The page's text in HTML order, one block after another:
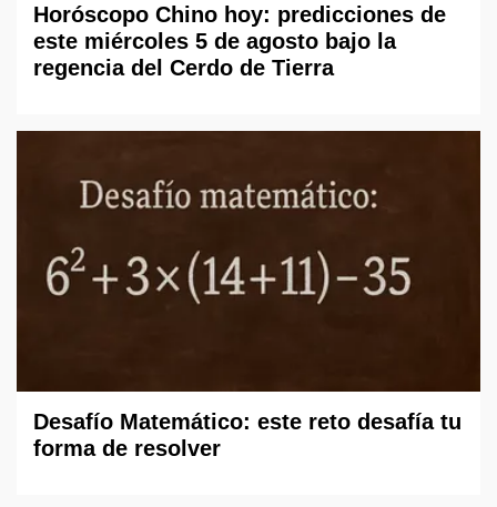
Horóscopo Chino hoy: predicciones de
este miércoles 5 de agosto bajo la
regencia del Cerdo de Tierra
Desafío Matemático: este reto desafía tu
forma de resolver